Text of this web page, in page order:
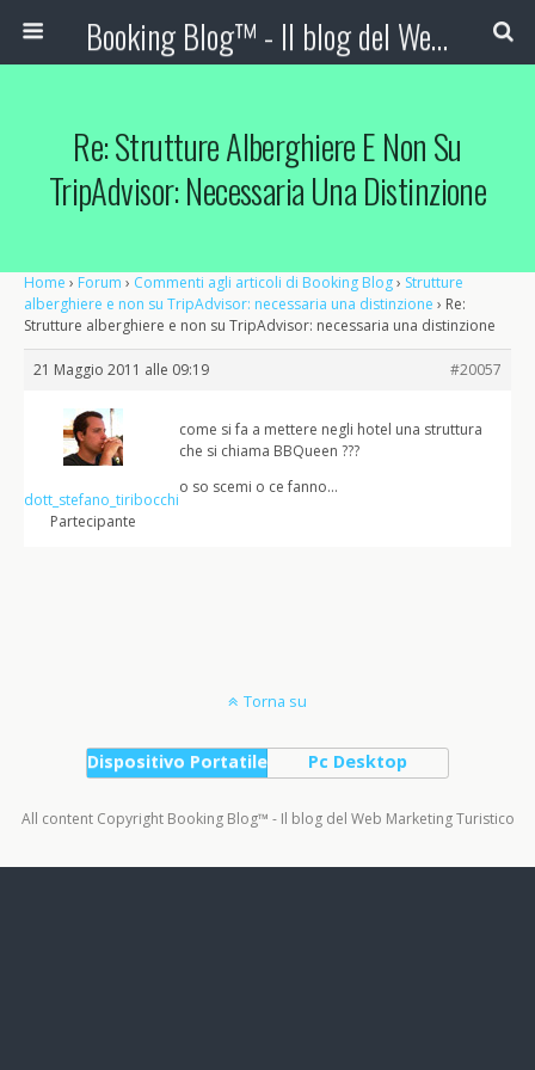
Booking Blog™ - Il blog del Web Marketing Turistico
Re: Strutture Alberghiere E Non Su
TripAdvisor: Necessaria Una Distinzione
Home › Forum › Commenti agli articoli di Booking Blog› Strutture
alberghiere e non su TripAdvisor: necessaria una distinzione › Re:
Strutture alberghiere e non su TripAdvisor: necessaria una distinzione
21 Maggio 2011 alle 09:19 #20057
dott_stefano_tiribocchi
Partecipante
come si fa a mettere negli hotel una struttura
che si chiama BBQueen ???
o so scemi o ce fanno…
Torna su
Dispositivo Portatile Pc Desktop
All content Copyright Booking Blog™ - Il blog del Web Marketing Turistico